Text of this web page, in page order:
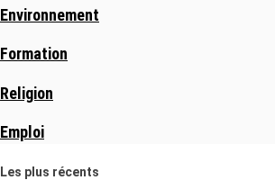
Environnement
Formation
Religion
Emploi
Les plus récents